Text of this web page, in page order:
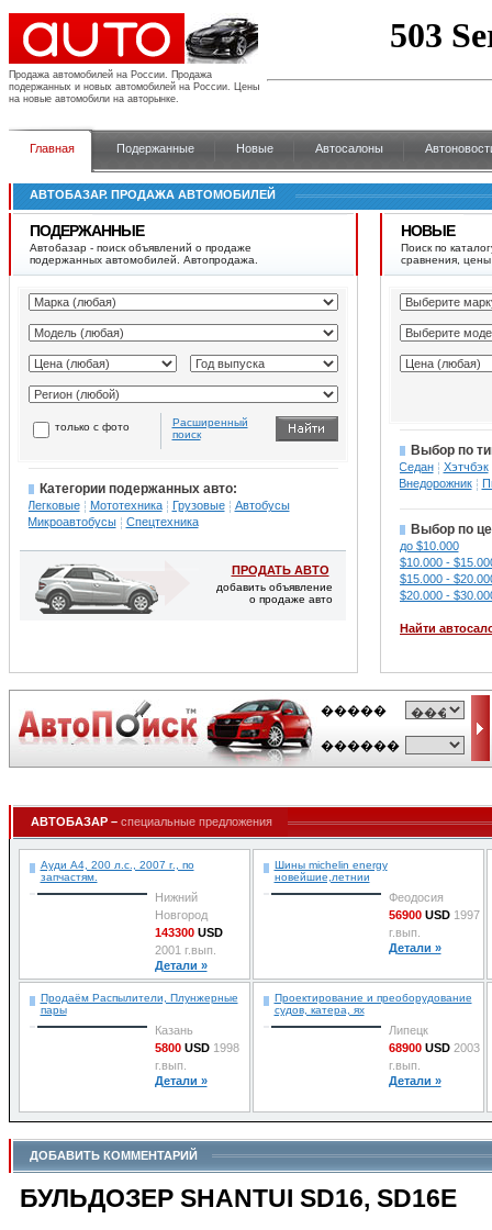
Продажа автомобилей на России. Продажа
подержанных и новых автомобилей на России. Цены
на новые автомобили на авторынке.
Главная Подержанные Новые Автосалоны
АВТОБАЗАР. ПРОДАЖА АВТОМОБИЛЕЙ
ПОДЕРЖАННЫЕ
Автобазар - поиск объявлений о продаже
подержанных автомобилей. Автопродажа.
только с фото
Расширенный
поиск
Категории подержанных авто:
Легковые Мототехника Грузовые
Автобусы
Микроавтобусы
Спецтехника
ПРОДАТЬ АВТО
добавить объявление
о продаже авто
НОВЫЕ
Поиск по
сравнения,
Выбор по
Седан
Хэтчбэк
Внедорожник
Выбор по
до $10.000
$10.000 -
$15.000 -
$20.000 -
Найти
АВТОБАЗАР – специальные предложения
Ауди A4, 200 л.с., 2007 г., по
запчастям.
Нижний
Новгород
143300USD
2001 г.вып.
Детали »
Шины michelin energy
новейшие,летнии
Феодосия
56900USD1997
г.вып.
Детали »
Продаём Распылители, Плунжерные
пары
Казань
5800USD1998
г.вып.
Детали »
Проектирование и преоборудование
судов, катера, ях
Липецк
68900USD2003
г.вып.
Детали »
ДОБАВИТЬ КОММЕНТАРИЙ
БУЛЬДОЗЕР SHANTUI SD16, SD16E